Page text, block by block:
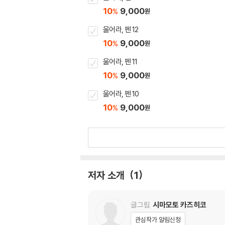
10% 9,000원
울어라, 펜 12
10% 9,000원
울어라, 펜 11
10% 9,000원
울어라, 펜 10
10% 9,000원
저자 소개 1
글그림 시마모토 카즈히코
관심작가 알림신청